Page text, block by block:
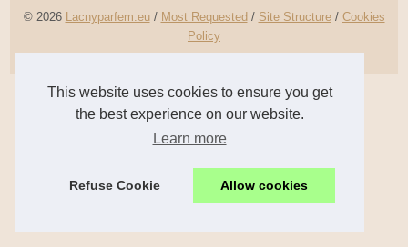
This website uses cookies to ensure you get
the best experience on our website.
Learn more
Refuse Cookie Allow cookies
© 2026 Lacnyparfem.eu/ Most Requested / Site Structure/ Cookies
Policy
en